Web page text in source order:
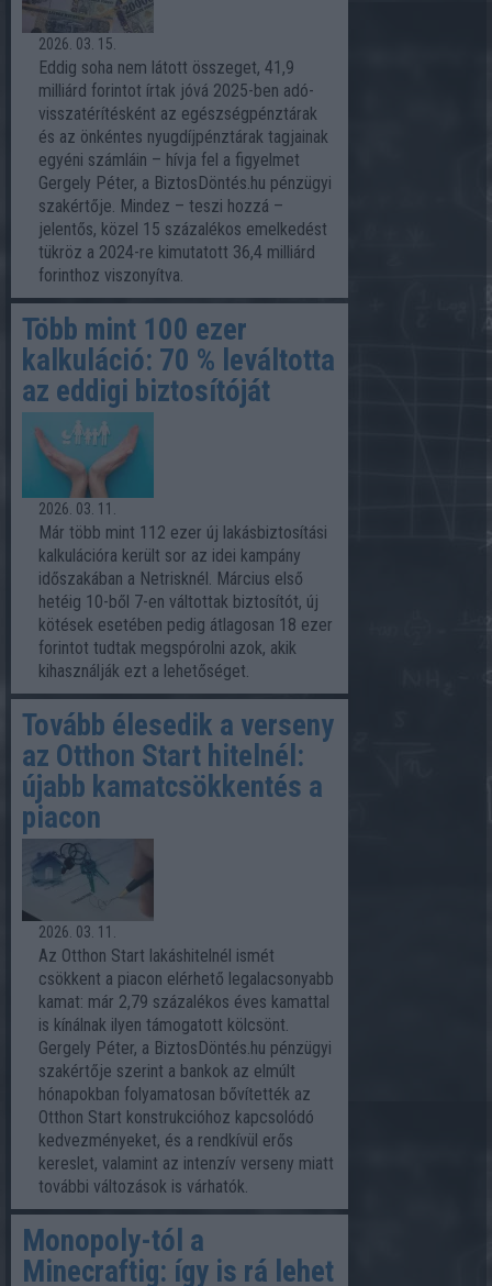
2026. 03. 15.
Eddig soha nem látott összeget, 41,9
milliárd forintot írtak jóvá 2025-ben adó-
visszatérítésként az egészségpénztárak
és az önkéntes nyugdíjpénztárak tagjainak
egyéni számláin – hívja fel a figyelmet
Gergely Péter, a BiztosDöntés.hu pénzügyi
szakértője. Mindez – teszi hozzá –
jelentős, közel 15 százalékos emelkedést
tükröz a 2024-re kimutatott 36,4 milliárd
forinthoz viszonyítva.
Több mint 100 ezer
kalkuláció: 70 % leváltotta
az eddigi biztosítóját
2026. 03. 11.
Már több mint 112 ezer új lakásbiztosítási
kalkulációra került sor az idei kampány
időszakában a Netrisknél. Március első
hetéig 10-ből 7-en váltottak biztosítót, új
kötések esetében pedig átlagosan 18 ezer
forintot tudtak megspórolni azok, akik
kihasználják ezt a lehetőséget.
Tovább élesedik a verseny
az Otthon Start hitelnél:
újabb kamatcsökkentés a
piacon
2026. 03. 11.
Az Otthon Start lakáshitelnél ismét
csökkent a piacon elérhető legalacsonyabb
kamat: már 2,79 százalékos éves kamattal
is kínálnak ilyen támogatott kölcsönt.
Gergely Péter, a BiztosDöntés.hu pénzügyi
szakértője szerint a bankok az elmúlt
hónapokban folyamatosan bővítették az
Otthon Start konstrukcióhoz kapcsolódó
kedvezményeket, és a rendkívül erős
kereslet, valamint az intenzív verseny miatt
további változások is várhatók.
Monopoly-tól a
Minecraftig: így is rá lehet